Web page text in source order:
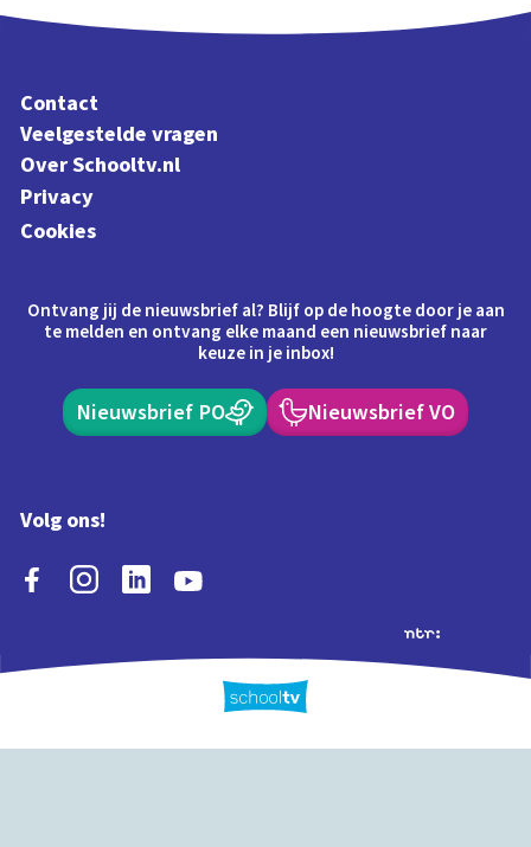
Contact
Veelgestelde vragen
Over Schooltv.nl
Privacy
Cookies
Ontvang jij de nieuwsbrief al? Blijf op de hoogte door je aan
te melden en ontvang elke maand een nieuwsbrief naar
keuze in je inbox!
Nieuwsbrief PO Nieuwsbrief VO
Volg ons!